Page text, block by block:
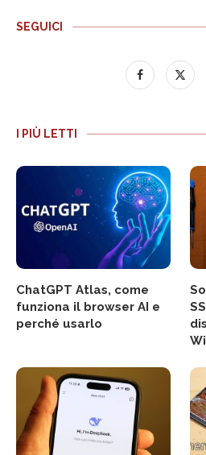
SEGUICI
I PIÙ LETTI
ChatGPT Atlas, come
funziona il browser AI e
perché usarlo